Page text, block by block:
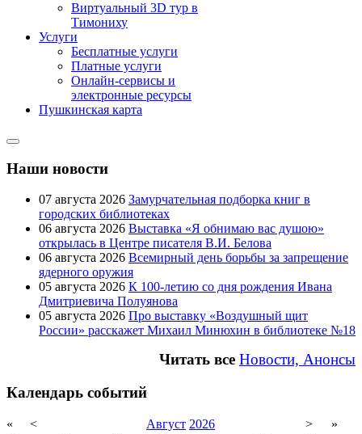
Виртуальный 3D тур в
Тимониху
Услуги
Бесплатные услуги
Платные услуги
Онлайн-сервисы и
электронные ресурсы
Пушкинская карта
Наши новости
07 августа 2026 Замурчательная подборка книг в
городских библиотеках
06 августа 2026 Выставка «Я обнимаю вас душою»
открылась в Центре писателя В.И. Белова
06 августа 2026 Всемирный день борьбы за запрещение
ядерного оружия
05 августа 2026 К 100-летию со дня рождения Ивана
Дмитриевича Полуянова
05 августа 2026 Про выставку «Воздушный щит
России» расскажет Михаил Минюхин в библиотеке №18
Читать все Новости, Анонсы
Календарь событий
« < Август 2026 >
»